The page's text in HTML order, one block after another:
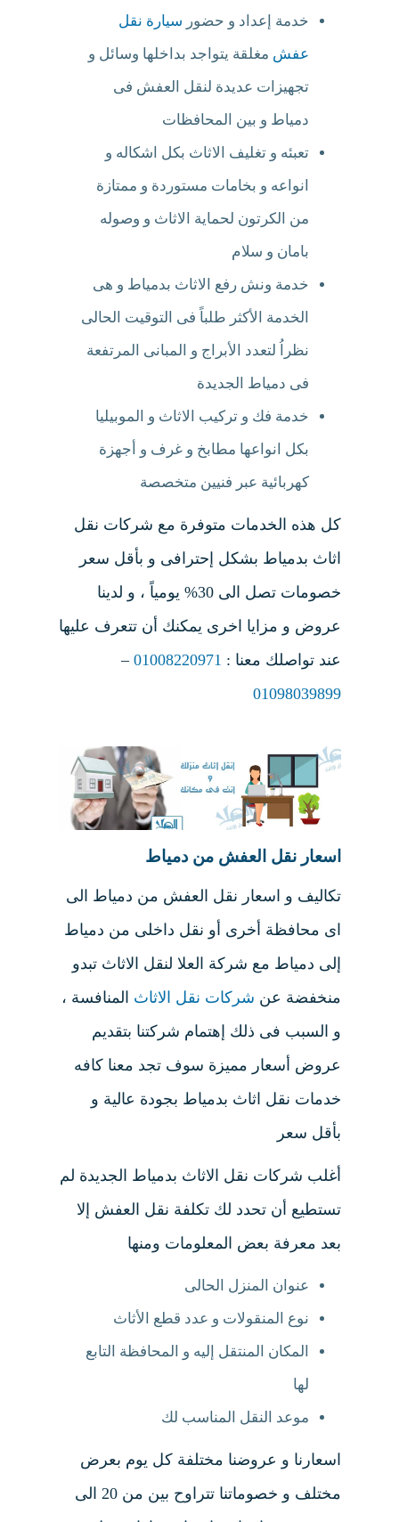
خدمة إعداد و حضور سيارة نقل
عفش مغلقة يتواجد بداخلها وسائل و
تجهيزات عديدة لنقل العفش فى
دمياط و بين المحافظات
تعبئه و تغليف الاثاث بكل اشكاله و
انواعه و بخامات مستوردة و ممتازة
من الكرتون لحماية الاثاث و وصوله
بامان و سلام
خدمة ونش رفع الاثاث بدمياط و هى
الخدمة الأكثر طلباً فى التوقيت الحالى
نظراُ لتعدد الأبراج و المبانى المرتفعة
فى دمياط الجديدة
خدمة فك و تركيب الاثاث و الموبيليا
بكل انواعها مطابخ و غرف و أجهزة
كهربائية عبر فنيين متخصصة
كل هذه الخدمات متوفرة مع شركات نقل
اثاث بدمياط بشكل إحترافى و بأقل سعر
خصومات تصل الى 30% يومياً ، و لدينا
عروض و مزايا اخرى يمكنك أن تتعرف عليها
عند تواصلك معنا : 01008220971
–
01098039899
اسعار نقل العفش من دمياط
تكاليف و اسعار نقل العفش من دمياط الى
اى محافظة أخرى أو نقل داخلى من دمياط
إلى دمياط مع شركة العلا لنقل الاثاث تبدو
منخفضة عن شركات نقل الاثاث المنافسة ،
و السبب فى ذلك إهتمام شركتنا بتقديم
عروض أسعار مميزة سوف تجد معنا كافه
خدمات نقل اثاث بدمياط بجودة عالية و
بأقل سعر
أغلب شركات نقل الاثاث بدمياط الجديدة لم
تستطيع أن تحدد لك تكلفة نقل العفش إلا
بعد معرفة بعض المعلومات ومنها
عنوان المنزل الحالى
نوع المنقولات و عدد قطع الأثاث
المكان المنتقل إليه و المحافظة التابع
لها
موعد النقل المناسب لك
اسعارنا و عروضنا مختلفة كل يوم بعرض
مختلف و خصوماتنا تتراوح بين من 20 الى